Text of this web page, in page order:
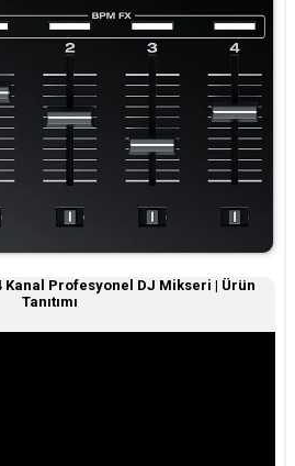
Kanal Profesyonel DJ Mikseri | Ürün
Tanıtımı